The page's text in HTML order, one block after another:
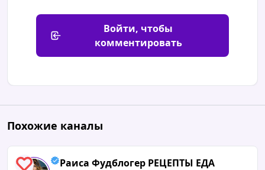
Войти, чтобы
комментировать
Похожие каналы
0 Раиса Фудблогер РЕЦЕПТЫ ЕДА